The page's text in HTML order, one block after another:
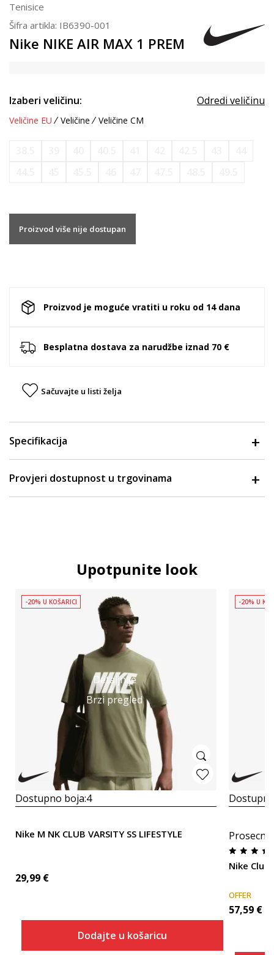
Tenisice
Šifra artikla: IB6390-001
Nike NIKE AIR MAX 1 PREM
Izaberi veličinu: Odredi veličinu
Veličine EU Veličine Veličine CM
Proizvod više nije dostupan
Proizvod je moguće vratiti u roku od 14 dana
Besplatna dostava za narudžbe iznad 70 €
Sačuvajte u listi želja
Specifikacija
Provjeri dostupnost u trgovinama
Upotpunite look
Detaljnije
Brzi pregled
-20% U KOŠARICI
Dostupno boja:4
Nike M NK CLUB VARSITY SS LIFESTYLE
29,99 €
Dodajte u košaricu
-20% U
Nike Club
OFFER
57,59 €